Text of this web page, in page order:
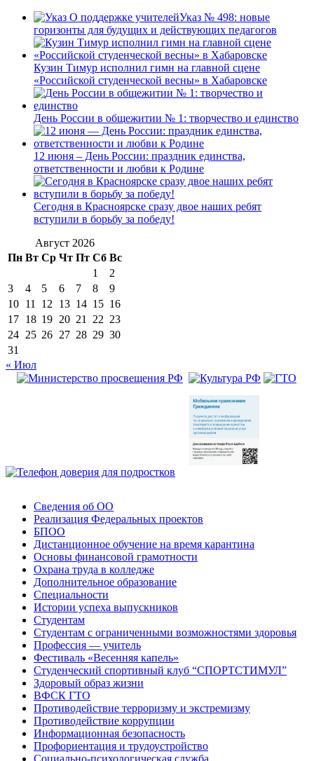
Указ № 498: новые
горизонты для будущих и действующих педагогов
Кузин Тимур исполнил гимн на главной сцене
«Российской студенческой весны» в Хабаровске
День России в общежитии № 1: творчество и единство
12 июня – День России: праздник единства,
ответственности и любви к Родине
Сегодня в Красноярске сразу двое наших ребят
вступили в борьбу за победу!
Август 2026
Пн Вт Ср Чт Пт Сб Вс
1
2
3
4 5 6 7 8
9
10 11 12 13 14 15 16
17 18 19 20 21 22 23
24 25 26 27 28 29 30
31
« Июл
Сведения об ОО
Реализация Федеральных проектов
БПОО
Дистанционное обучение на время карантина
Основы финансовой грамотности
Охрана труда в колледже
Дополнительное образование
Специальности
Истории успеха выпускников
Студентам
Студентам с ограниченными возможностями здоровья
Профессия — учитель
Фестиваль «Весенняя капель»
Студенческий спортивный клуб “СПОРТСТИМУЛ”
Здоровый образ жизни
ВФСК ГТО
Противодействие терроризму и экстремизму
Противодействие коррупции
Информационная безопасность
Профориентация и трудоустройство
Социально-психологическая служба